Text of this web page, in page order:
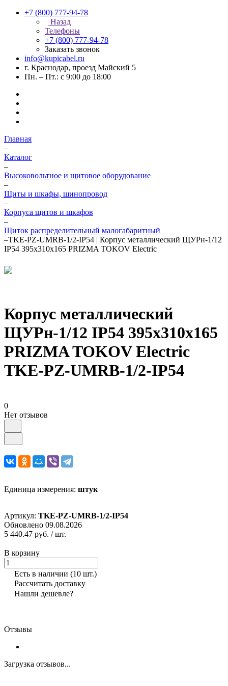
+7 (800) 777-94-78
Назад
Телефоны
+7 (800) 777-94-78
Заказать звонок
info@kupicabel.ru
г. Краснодар, проезд Майский 5
Пн. – Пт.: с 9:00 до 18:00
Главная
–
Каталог
–
Высоковольтное и щитовое оборудование
–
Щиты и шкафы, шинопровод
–
Корпуса щитов и шкафов
–
Щиток распределительный малогабаритный
–TKE-PZ-UMRB-1/2-IP54 | Корпус металлический ЩУРн-1/12
IP54 395х310х165 PRIZMA TOKOV Electric
Корпус металлический
ЩУРн-1/12 IP54 395х310х165
PRIZMA TOKOV Electric
TKE-PZ-UMRB-1/2-IP54
0
Нет отзывов
Единица измерения: штук
Артикул: TKE-PZ-UMRB-1/2-IP54
Обновлено 09.08.2026
5 440.47 руб. / шт.
В корзину
Есть в наличии (10 шт.)
Рассчитать доставку
Нашли дешевле?
Отзывы
Загрузка отзывов...